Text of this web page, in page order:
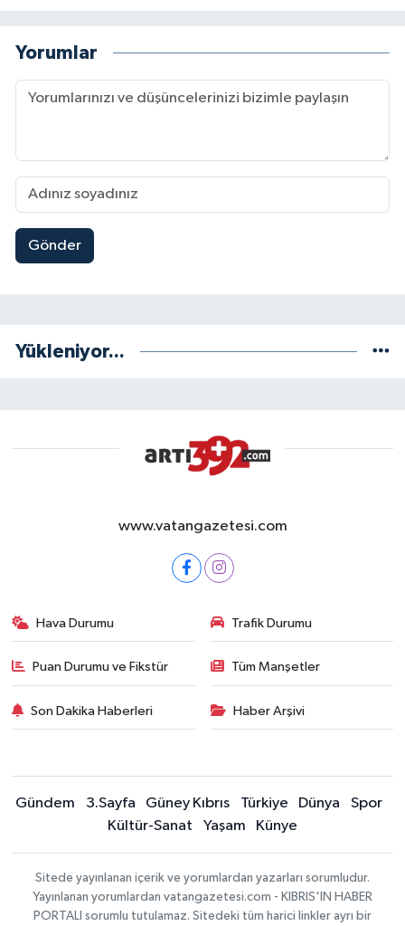
Yorumlar
Gönder
Yükleniyor...
www.vatangazetesi.com
Hava Durumu Trafik Durumu
Puan Durumu ve Fikstür Tüm Manşetler
Son Dakika Haberleri Haber Arşivi
Gündem 3.Sayfa Güney Kıbrıs Türkiye Dünya
Spor
Kültür-Sanat
Yaşam Künye
Sitede yayınlanan içerik ve yorumlardan yazarları sorumludur.
Yayınlanan yorumlardan vatangazetesi.com - KIBRIS'IN HABER
PORTALI sorumlu tutulamaz. Sitedeki tüm harici linkler ayrı bir